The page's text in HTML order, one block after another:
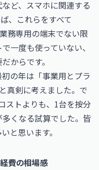
ど、スマホに関連する
、これらをすべて
務専用の端末でない限
一度も使っていない、
からです。
の年は「事業用とプラ
真剣に考えました。で
ストよりも、1台を按分
くなる試算でした。皆
と思います。
費の相場感